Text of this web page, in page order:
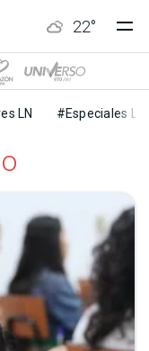
22°
LN #Especiales LN